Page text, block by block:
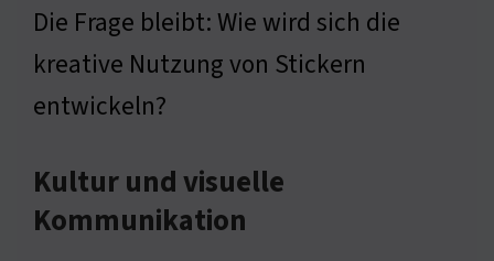
Die Frage bleibt: Wie wird sich die
kreative Nutzung von Stickern
entwickeln?
Kultur und visuelle
Kommunikation